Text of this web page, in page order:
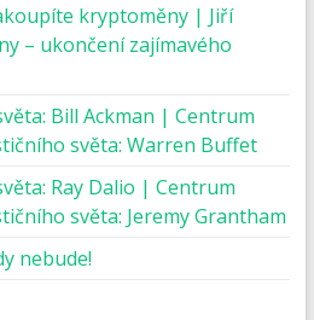
kryptoměny | Jiří
– ukončení zajímavého
Bill Ackman | Centrum
světa: Warren Buffet
Ray Dalio | Centrum
světa: Jeremy Grantham
nebude!